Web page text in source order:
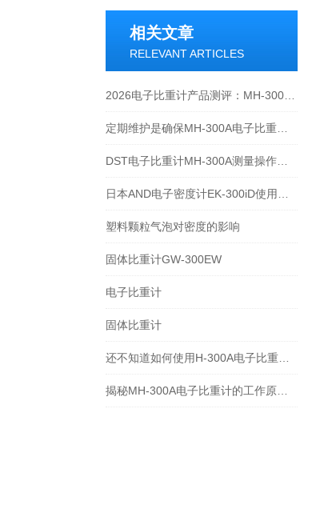
相关文章
RELEVANT ARTICLES
塑料颗粒气泡对密度的影响
固体比重计GW-300EW
电子比重计
固体比重计